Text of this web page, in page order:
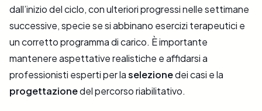
dall’inizio del ciclo, con ulteriori progressi nelle settimane
successive, specie se si abbinano esercizi terapeutici e
un corretto programma di carico. È importante
mantenere aspettative realistiche e affidarsi a
professionisti esperti per laselezionedei casi e la
progettazionedel percorso riabilitativo.